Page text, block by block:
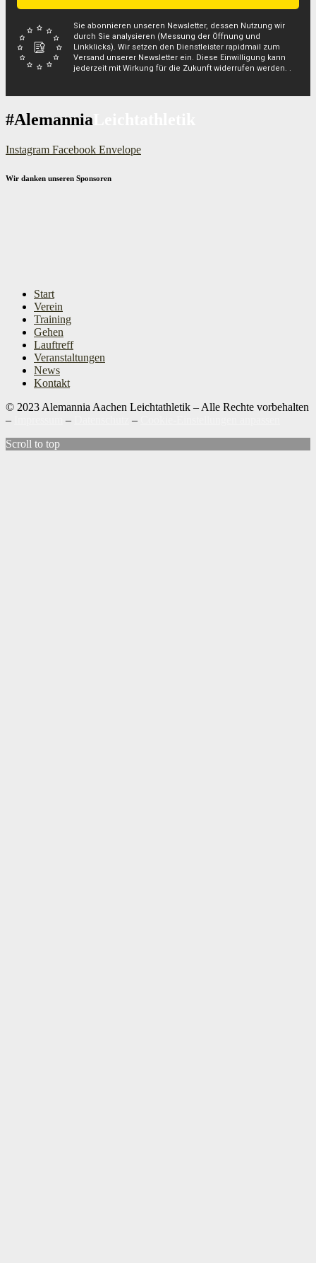
Sie abonnieren unseren Newsletter, dessen Nutzung wir
durch Sie analysieren (Messung der Öffnung und
Linkklicks). Wir setzen den Dienstleister rapidmail zum
Versand unserer Newsletter ein. Diese Einwilligung kann
jederzeit mit Wirkung für die Zukunft widerrufen werden. .
#Alemannia
Instagram Facebook Envelope
Wir danken unseren Sponsoren
Start
Verein
Training
Gehen
Lauftreff
Veranstaltungen
News
Kontakt
© 2023 Alemannia Aachen Leichtathletik – Alle Rechte vorbehalten
–
– –
Scroll to top